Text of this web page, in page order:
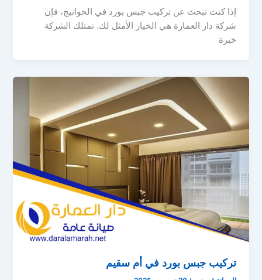
إذا كنت تبحث عن تركيب جبس بورد في الخوانيج، فإن
شركة دار العمارة هي الخيار الأمثل لك. تمتلك الشركة
خبرة
تركيب جبس بورد في أم سقيم